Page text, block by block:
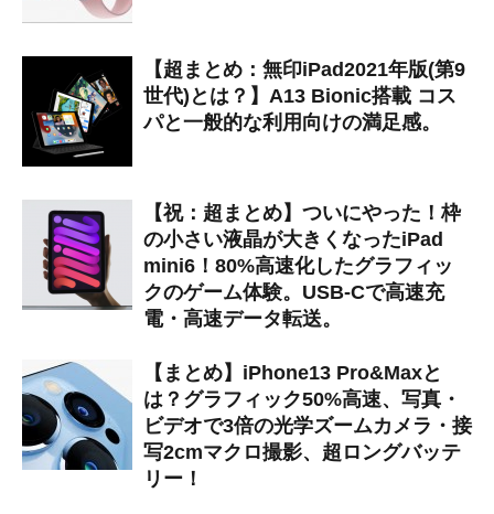
【超まとめ：無印iPad2021年版(第9
世代)とは？】A13 Bionic搭載 コス
パと一般的な利用向けの満足感。
【祝：超まとめ】ついにやった！枠
の小さい液晶が大きくなったiPad
mini6！80%高速化したグラフィッ
クのゲーム体験。USB-Cで高速充
電・高速データ転送。
【まとめ】iPhone13 Pro&Maxと
は？グラフィック50%高速、写真・
ビデオで3倍の光学ズームカメラ・接
写2cmマクロ撮影、超ロングバッテ
リー！